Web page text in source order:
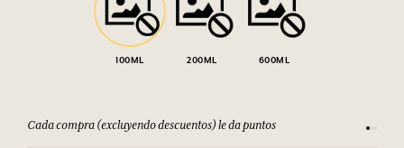
100ML 200ML 600ML
Cada compra (excluyendo descuentos) le da puntos